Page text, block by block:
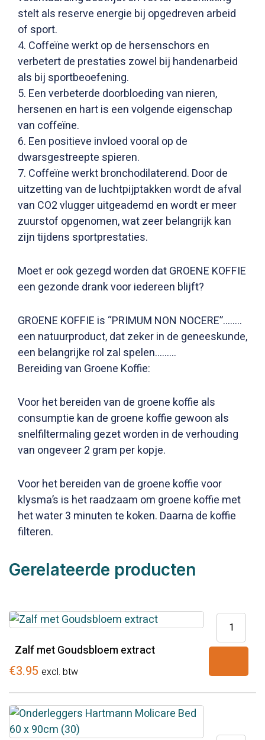
stelt als reserve energie bij opgedreven arbeid
of sport.
4. Coffeïne werkt op de hersenschors en
verbetert de prestaties zowel bij handenarbeid
als bij sportbeoefening.
5. Een verbeterde doorbloeding van nieren,
hersenen en hart is een volgende eigenschap
van coffeïne.
6. Een positieve invloed vooral op de
dwarsgestreepte spieren.
7. Coffeïne werkt bronchodilaterend. Door de
uitzetting van de luchtpijptakken wordt de afval
van CO2 vlugger uitgeademd en wordt er meer
zuurstof opgenomen, wat zeer belangrijk kan
zijn tijdens sportprestaties.
Moet er ook gezegd worden dat GROENE KOFFIE
een gezonde drank voor iedereen blijft?
GROENE KOFFIE is “PRIMUM NON NOCERE”……..
een natuurproduct, dat zeker in de geneeskunde,
een belangrijke rol zal spelen………
Bereiding van Groene Koffie:
Voor het bereiden van de groene koffie als
consumptie kan de groene koffie gewoon als
snelfiltermaling gezet worden in de verhouding
van ongeveer 2 gram per kopje.
Voor het bereiden van de groene koffie voor
klysma’s is het raadzaam om groene koffie met
het water 3 minuten te koken. Daarna de koffie
filteren.
Gerelateerde producten
Zalf met Goudsbloem extract
€3.95 excl. btw
Zalf